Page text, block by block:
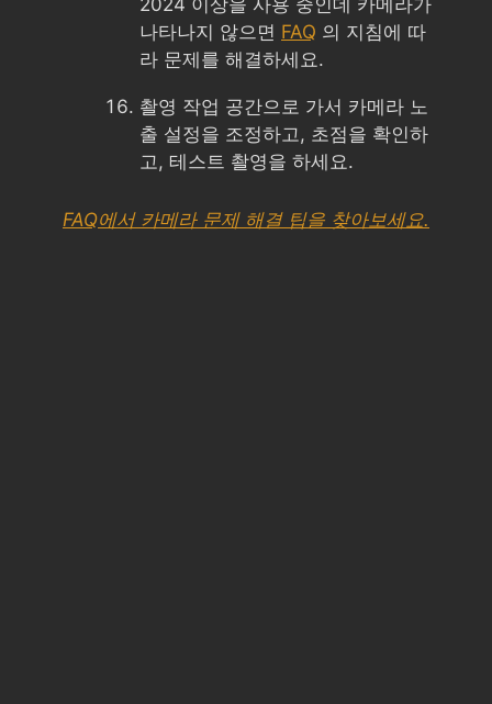
2024 이상을 사용 중인데 카메라가
나타나지 않으면 FAQ 의 지침에 따
라 문제를 해결하세요.
촬영 작업 공간으로 가서 카메라 노
출 설정을 조정하고, 초점을 확인하
고, 테스트 촬영을 하세요.
FAQ에서 카메라 문제 해결 팁을 찾아보세요.